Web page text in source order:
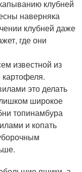
клубней
наверняка
клубней даже
где они
известной из
это делать
широкое
топинамбура
и копать